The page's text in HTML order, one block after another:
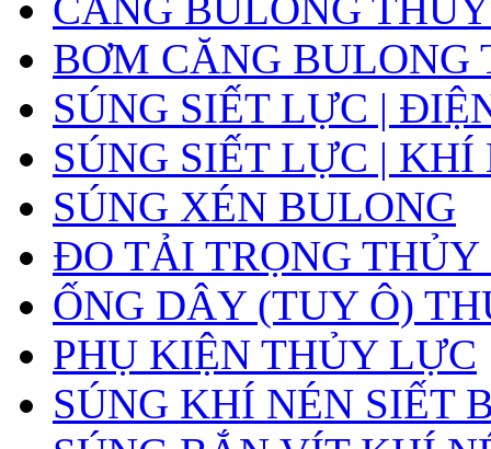
CĂNG BULONG
BƠM CĂNG BULONG
SÚNG SIẾT LỰC |
SÚNG SIẾT LỰC | KHÍ
SÚNG XÉN BULONG
ĐO TẢI TRỌNG
ỐNG DÂY (TUY Ô)
PHỤ KIỆN THỦY LỰC
SÚNG KHÍ NÉN SIẾT